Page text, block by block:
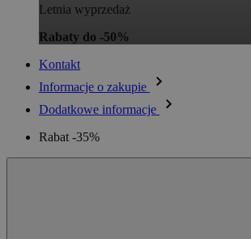
Letnia wyprzedaż
Rabaty do -50%
Kontakt
Informacje o zakupie
Dodatkowe informacje
Rabat -35%